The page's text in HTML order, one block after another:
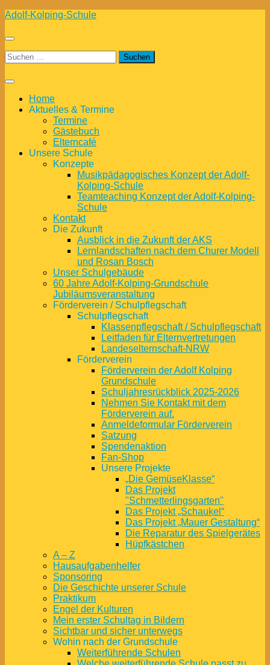
Zum
springen
Adolf-Kolping-Schule
Suchen
nach:
Home
Aktuelles & Termine
Termine
Gästebuch
Elterncafé
Unsere Schule
Konzepte
Musikpädagogisches Konzept der Adolf-
Kolping-Schule
Teamteaching Konzept der Adolf-Kolping-
Schule
Kontakt
Die Zukunft
Ausblick in die Zukunft der AKS
Lernlandschaften nach dem Churer Modell
und Rosan Bosch
Unser Schulgebäude
60 Jahre Adolf-Kolping-Grundschule
Jubiläumsveranstaltung
Förderverein / Schulpflegschaft
Schulpflegschaft
Klassenpflegschaft / Schulpflegschaft
Leitfaden für Elternvertretungen
Landeselternschaft-NRW
Förderverein
Förderverein der Adolf Kolping
Grundschule
Schuljahresrückblick 2025-2026
Nehmen Sie Kontakt mit dem
Förderverein auf.
Anmeldeformular Förderverein
Satzung
Spendenaktion
Fan-Shop
Unsere Projekte
„Die GemüseKlasse“
Das Projekt
"Schmetterlingsgarten"
Das Projekt „Schaukel“
Das Projekt „Mauer Gestaltung“
Die Reparatur des Spielgerätes
Hüpfkästchen
A – Z
Hausaufgabenhelfer
Sponsoring
Die Geschichte unserer Schule
Praktikum
Engel der Kulturen
Mein erster Schultag in Bildern
Sichtbar und sicher unterwegs
Wohin nach der Grundschule
Weiterführende Schulen